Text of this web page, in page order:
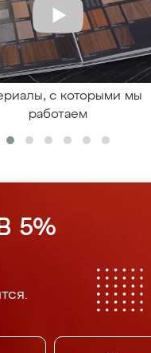
с которыми мы
работаем
5%